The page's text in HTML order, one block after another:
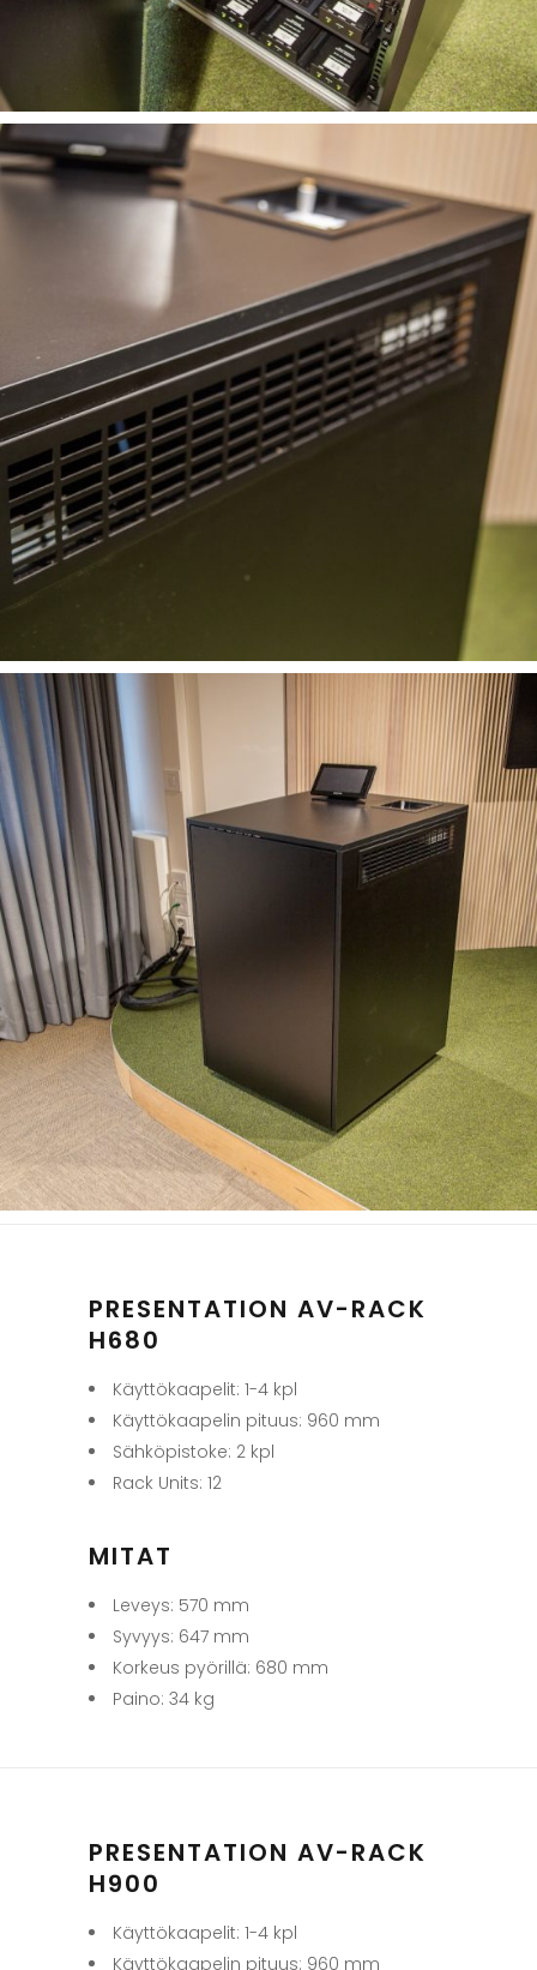
PRESENTATION AV-RACK
H680
Käyttökaapelit: 1-4 kpl
Käyttökaapelin pituus: 960 mm
Sähköpistoke: 2 kpl
Rack Units: 12
MITAT
Leveys: 570 mm
Syvyys: 647 mm
Korkeus pyörillä: 680 mm
Paino: 34 kg
PRESENTATION AV-RACK
H900
Käyttökaapelit: 1-4 kpl
Käyttökaapelin pituus: 960 mm